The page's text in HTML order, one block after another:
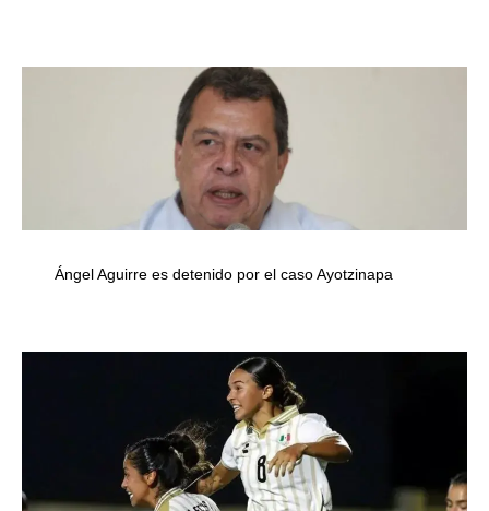
Ángel Aguirre es detenido por el caso Ayotzinapa